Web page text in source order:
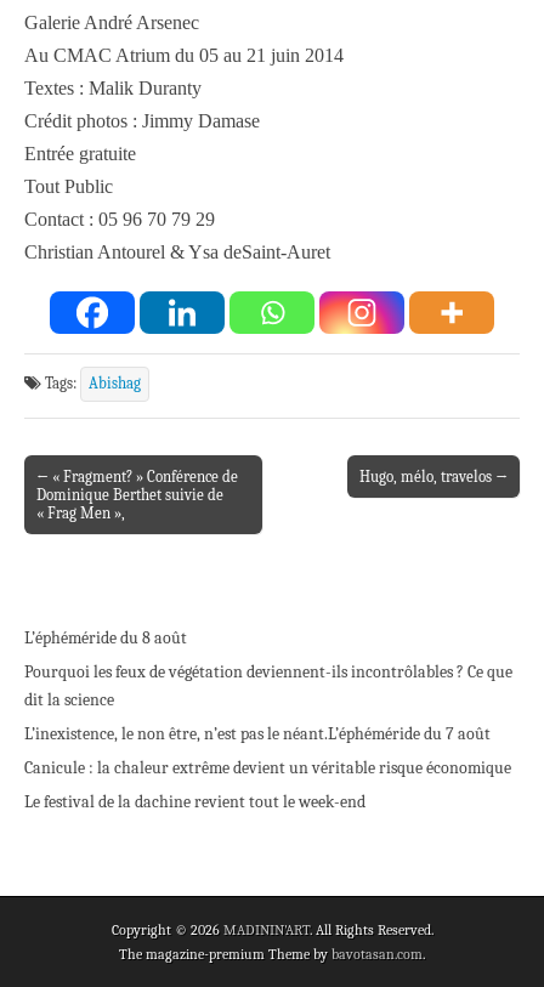
Galerie André Arsenec
Au CMAC Atrium du 05 au 21 juin 2014
Textes : Malik Duranty
Crédit photos : Jimmy Damase
Entrée gratuite
Tout Public
Contact : 05 96 70 79 29
Christian Antourel & Ysa deSaint-Auret
Tags: Abishag
Post navigation
← « Fragment? » Conférence de
Dominique Berthet suivie de
« Frag Men »,
Hugo, mélo, travelos →
L’éphéméride du 8 août
Pourquoi les feux de végétation deviennent-ils incontrôlables ? Ce que
dit la science
L’inexistence, le non être, n’est pas le néant.L’éphéméride du 7 août
Canicule : la chaleur extrême devient un véritable risque économique
Le festival de la dachine revient tout le week-end
Copyright © 2026 MADININ'ART. All Rights Reserved.
The magazine-premium Theme by bavotasan.com.